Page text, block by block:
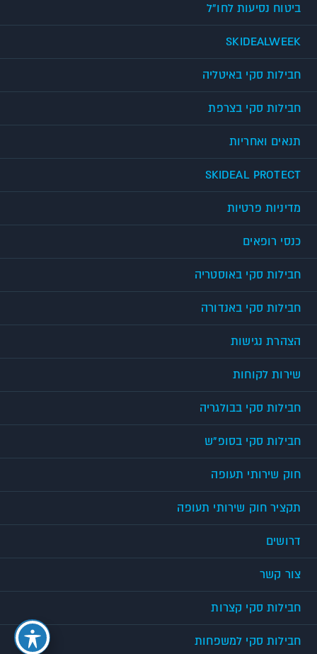
ביטוח נסיעות לחו"ל
SKIDEALWEEK
חבילות סקי באיטליה
חבילות סקי בצרפת
תנאים ואחריות
SKIDEAL PROTECT
מדיניות פרטיות
כנסי רופאים
חבילות סקי באוסטריה
חבילות סקי באנדורה
הצהרת נגישות
שירות לקוחות
חבילות סקי בבולגריה
חבילות סקי בסופ"ש
חוק שירותי תעופה
תקציר חוק שירותי תעופה
דרושים
צור קשר
חבילות סקי קצרות
חבילות סקי למשפחות